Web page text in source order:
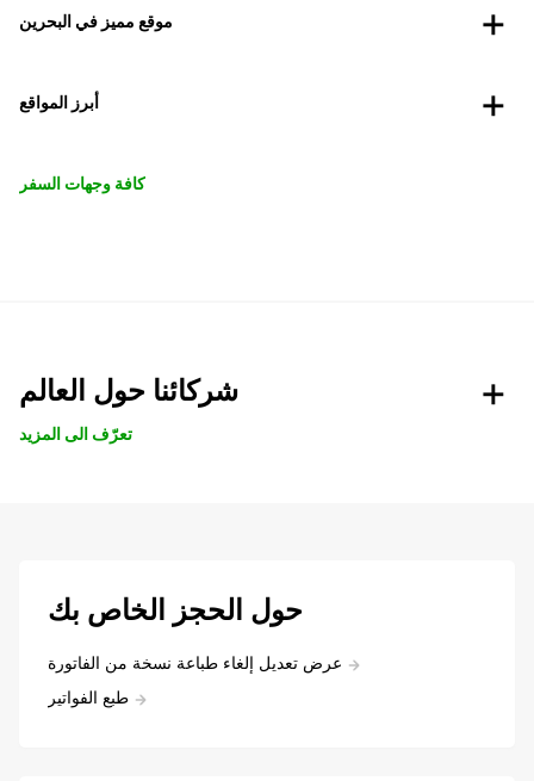
موقع مميز في البحرين
أبرز المواقع
كافة وجهات السفر
شركائنا حول العالم
تعرّف الى المزيد
حول الحجز الخاص بك
عرض تعديل إلغاء طباعة نسخة من الفاتورة
طبع الفواتير